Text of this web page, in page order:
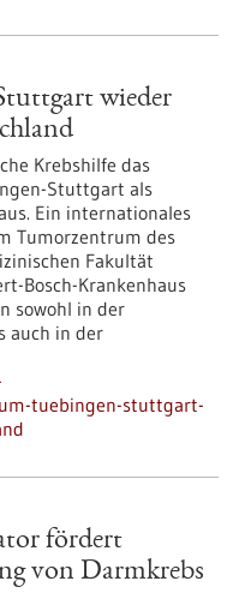
wieder
Krebshilfe das
Stuttgart als
Ein internationales
Tumorzentrum des
Fakultät
Bosch-Krankenhaus
sowohl in der
auch in der
tuebingen-stuttgart-
fördert
von Darmkrebs